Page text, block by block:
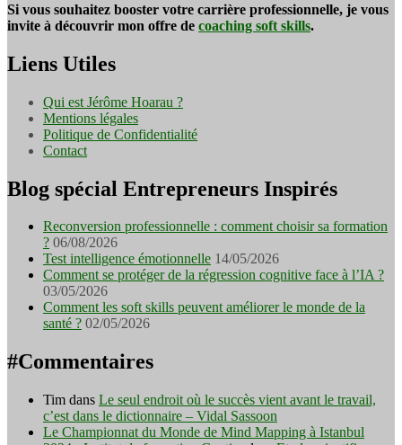
Si vous souhaitez booster votre carrière professionnelle, je vous
invite à découvrir mon offre de coaching soft skills.
Liens Utiles
Qui est Jérôme Hoarau ?
Mentions légales
Politique de Confidentialité
Contact
Blog spécial Entrepreneurs Inspirés
Reconversion professionnelle : comment choisir sa formation
? 06/08/2026
Test intelligence émotionnelle 14/05/2026
Comment se protéger de la régression cognitive face à l’IA ?
03/05/2026
Comment les soft skills peuvent améliorer le monde de la
santé ? 02/05/2026
#Commentaires
Tim dans Le seul endroit où le succès vient avant le travail,
c’est dans le dictionnaire – Vidal Sassoon
Le Championnat du Monde de Mind Mapping à Istanbul